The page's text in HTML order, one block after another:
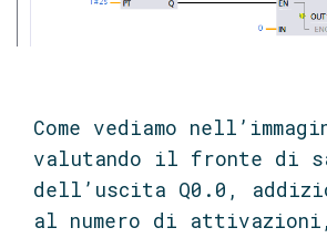
Come vediamo
valutando il fronte di
dell’uscita Q0.0,
al numero di